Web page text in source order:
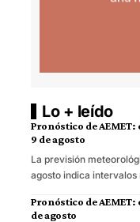
Lo + leído
Pronóstico de
9 de agosto
La previsión
agosto indica
Pronóstico de
de agosto